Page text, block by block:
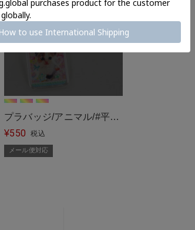
プラバッジ/アニマル/#平成
女児＜メール便対応＞
¥550 税込
メール便対応